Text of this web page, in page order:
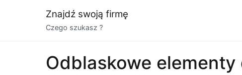
Znajdź swoją firmę
Czego szukasz ?
Odblaskowe